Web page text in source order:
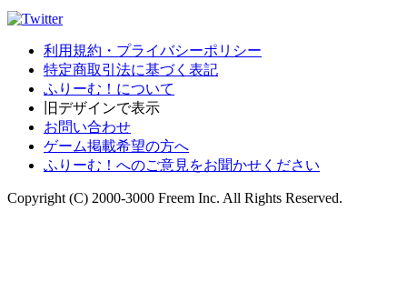
利用規約・プライバシーポリシー
特定商取引法に基づく表記
ふりーむ！について
旧デザインで表示
お問い合わせ
ゲーム掲載希望の方へ
ふりーむ！へのご意見をお聞かせください
Copyright (C) 2000-3000 Freem Inc. All Rights Reserved.